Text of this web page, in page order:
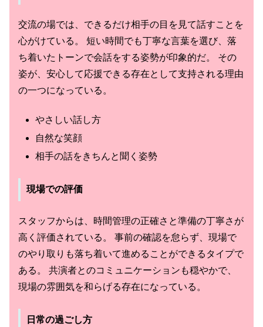
交流の場では、できるだけ相手の目を見て話すことを
心がけている。 短い時間でも丁寧な言葉を選び、落
ち着いたトーンで会話をする姿勢が印象的だ。 その
姿が、安心して応援できる存在として支持される理由
の一つになっている。
やさしい話し方
自然な笑顔
相手の話をきちんと聞く姿勢
現場での評価
スタッフからは、時間管理の正確さと準備の丁寧さが
高く評価されている。 事前の確認を怠らず、現場で
のやり取りも落ち着いて進めることができるタイプで
ある。 共演者とのコミュニケーションも穏やかで、
現場の雰囲気を和らげる存在になっている。
日常の過ごし方